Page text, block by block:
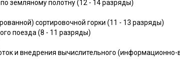
земляному полотну (12 - 14 разряды)
сортировочной горки (11 - 13 разряды)
поезда (8 - 11 разряды)
и внедрения вычислительного